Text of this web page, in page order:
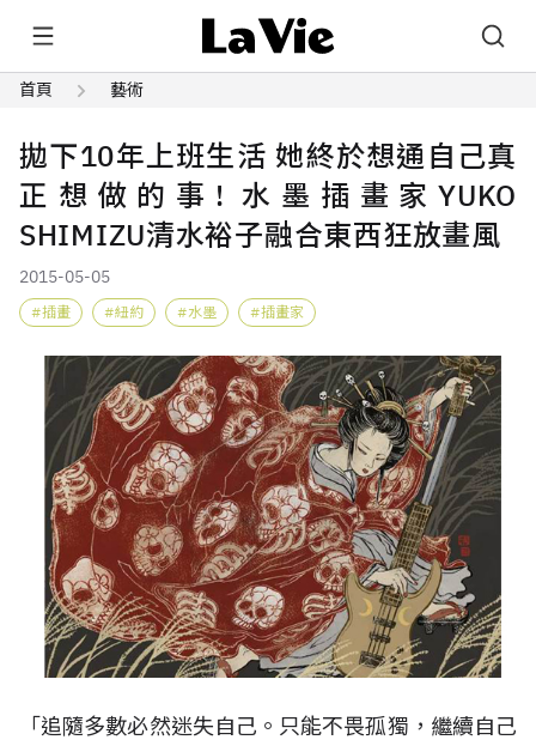
首頁 藝術
拋下10年上班生活 她終於想通自己真
正想做的事! 水墨插畫家YUKO
SHIMIZU清水裕子融合東西狂放畫風
2015-05-05
插畫 紐約 水墨 插畫家
「追隨多數必然迷失自己。只能不畏孤獨，繼續自己